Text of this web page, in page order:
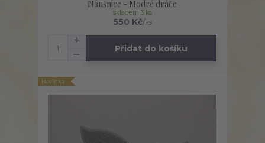
Náušnice - Modré dráče
550 Kč/ks
skladem 3 ks
Přidat do košíku
Novinka